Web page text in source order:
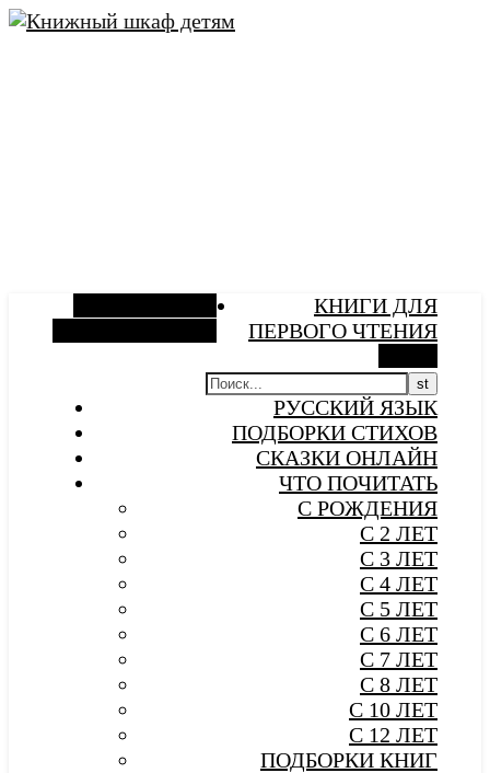
КНИГИ ДЛЯ
ПЕРВОГО ЧТЕНИЯ
РУССКИЙ ЯЗЫК
ПОДБОРКИ СТИХОВ
СКАЗКИ ОНЛАЙН
ЧТО ПОЧИТАТЬ
С РОЖДЕНИЯ
С 2 ЛЕТ
С 3 ЛЕТ
С 4 ЛЕТ
С 5 ЛЕТ
С 6 ЛЕТ
С 7 ЛЕТ
С 8 ЛЕТ
С 10 ЛЕТ
С 12 ЛЕТ
ПОДБОРКИ КНИГ